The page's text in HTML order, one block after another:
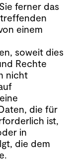
ferner das
einem
soweit dies
Rechte
nicht
die für
ist,
in
die dem